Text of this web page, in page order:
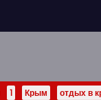
1 Крым отдых в